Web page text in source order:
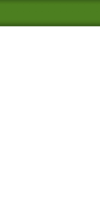
ル配信を登録す